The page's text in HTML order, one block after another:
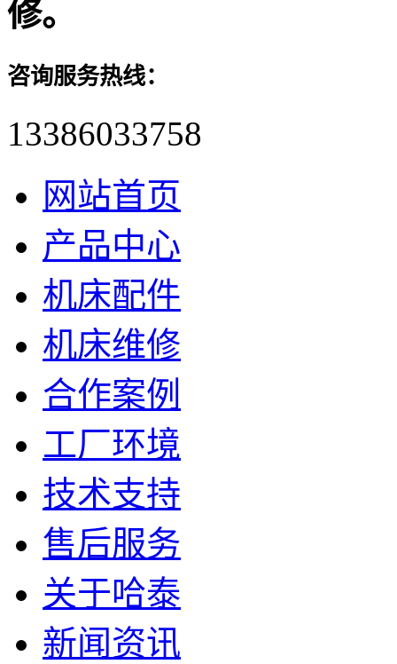
修。
咨询服务热线：
13386033758
网站首页
产品中心
机床配件
机床维修
合作案例
工厂环境
技术支持
售后服务
关于哈泰
新闻资讯